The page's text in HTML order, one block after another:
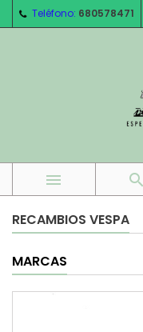
Teléfono: 680578471
 
RECAMBIOS VESPA
MARCAS